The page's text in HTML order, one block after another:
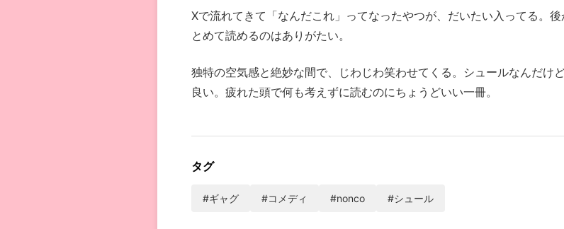
Xで流れてきて「なんだこれ」ってなったやつが、だいたい入ってる。
とめて読めるのはありがたい。
独特の空気感と絶妙な間で、じわじわ笑わせてくる。シュールなんだけ
良い。疲れた頭で何も考えずに読むのにちょうどいい一冊。
タグ
#ギャグ #コメディ #nonco #シュール